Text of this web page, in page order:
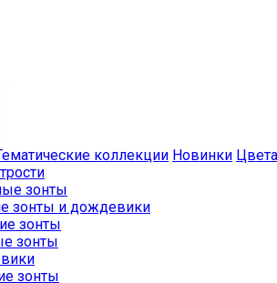
коллекции Новинки Цвета
зонты
зонты и дождевики
зонты
зонты
зонты